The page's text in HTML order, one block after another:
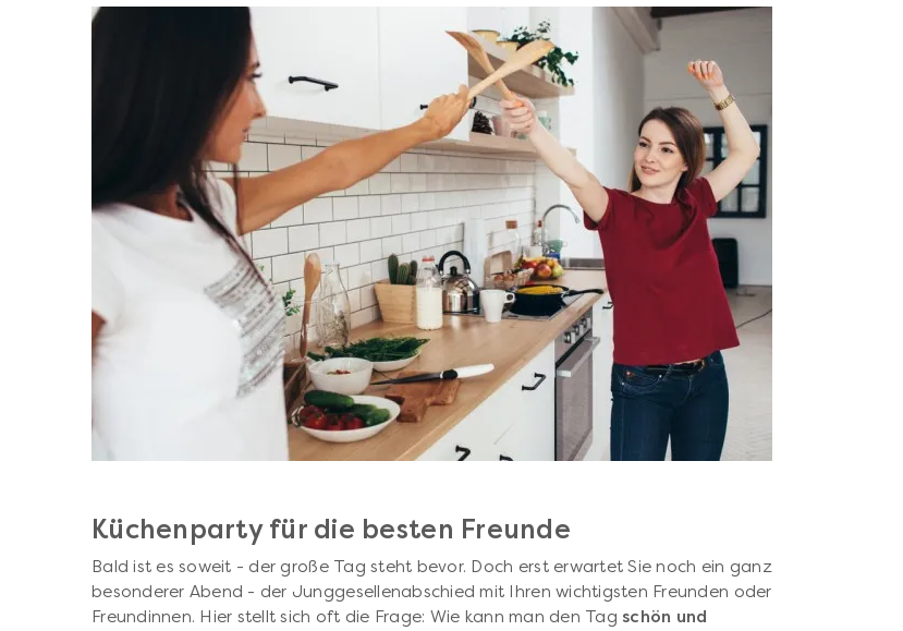
Küchenparty für die besten Freunde
Bald ist es soweit - der große Tag steht bevor. Doch erst erwartet Sie noch ein ganz
besonderer Abend - der Junggesellenabschied mit Ihren wichtigsten Freunden oder
Freundinnen. Hier stellt sich oft die Frage: Wie kann man den Tag schön und